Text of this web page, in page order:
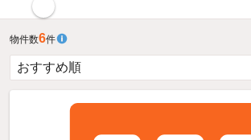
物件数6件